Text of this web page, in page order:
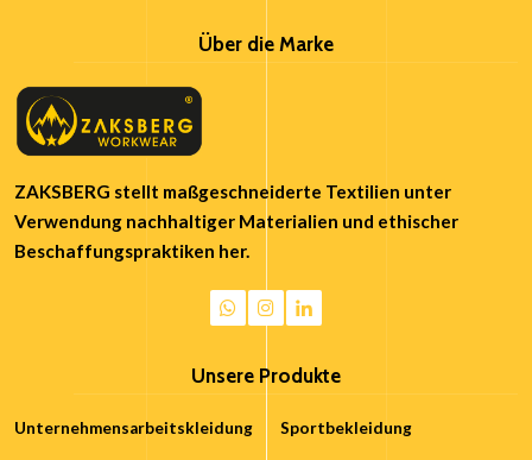
Über die Marke
ZAKSBERG stellt maßgeschneiderte Textilien unter
Verwendung nachhaltiger Materialien und ethischer
Beschaffungspraktiken her.
Unsere Produkte
Unternehmensarbeitskleidung Sportbekleidung